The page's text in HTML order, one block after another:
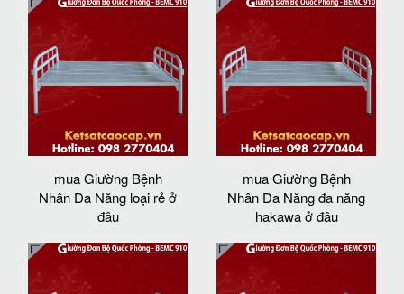
mua Giường Bệnh
Nhân Đa Năng loại rẻ ở
đâu
mua Giường Bệnh
Nhân Đa Năng đa năng
hakawa ở đâu